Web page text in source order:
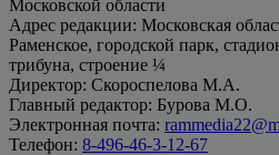
Московской области
Адрес редакции: Московская
Раменское, городской парк,
трибуна, строение ¼
Директор: Скороспелова М.А.
Главный редактор: Бурова М.О.
Электронная почта:
Телефон: 8-496-46-3-12-67